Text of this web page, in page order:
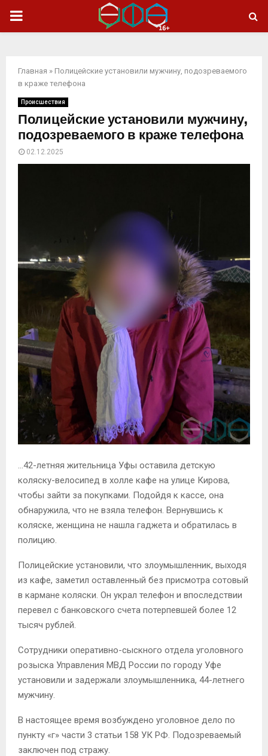
ОСНОВНОЕ
Главная » Полицейские установили мужчину, подозреваемого
в краже телефона
Происшествия
Полицейские установили мужчину,
подозреваемого в краже телефона
02.12.2025
…42-летняя жительница Уфы оставила детскую
коляску-велосипед в холле кафе на улице Кирова,
чтобы зайти за покупками. Подойдя к кассе, она
обнаружила, что не взяла телефон. Вернувшись к
коляске, женщина не нашла гаджета и обратилась в
полицию.
Полицейские установили, что злоумышленник, выходя
из кафе, заметил оставленный без присмотра сотовый
в кармане коляски. Он украл телефон и впоследствии
перевел с банковского счета потерпевшей более 12
тысяч рублей.
Сотрудники оперативно-сыскного отдела уголовного
розыска Управления МВД России по городу Уфе
установили и задержали злоумышленника, 44-летнего
мужчину.
В настоящее время возбуждено уголовное дело по
пункту «г» части 3 статьи 158 УК РФ. Подозреваемый
заключен под стражу.